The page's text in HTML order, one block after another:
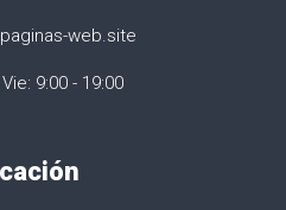
web.site
9:00 - 19:00